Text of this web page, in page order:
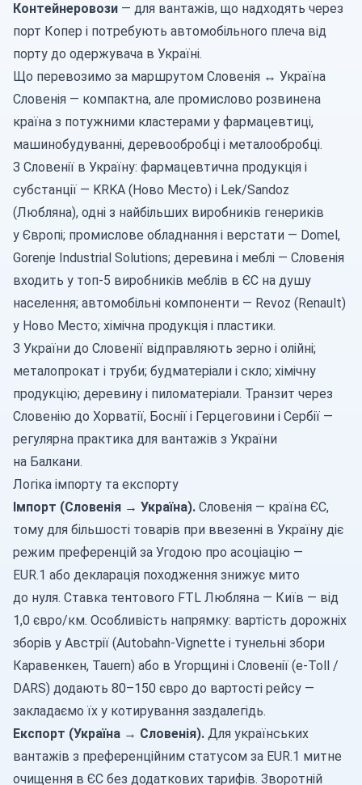
Контейнеровози — для вантажів, що надходять через
порт Копер і потребують автомобільного плеча від
порту до одержувача в Україні.
Що перевозимо за маршрутом Словенія ↔ Україна
Словенія — компактна, але промислово розвинена
країна з потужними кластерами у фармацевтиці,
машинобудуванні, деревообробці і металообробці.
З Словенії в Україну: фармацевтична продукція і
субстанції — KRKA (Ново Место) і Lek/Sandoz
(Любляна), одні з найбільших виробників генериків
у Європі; промислове обладнання і верстати — Domel,
Gorenje Industrial Solutions; деревина і меблі — Словенія
входить у топ-5 виробників меблів в ЄС на душу
населення; автомобільні компоненти — Revoz (Renault)
у Ново Место; хімічна продукція і пластики.
З України до Словенії відправляють зерно і олійні;
металопрокат і труби; будматеріали і скло; хімічну
продукцію; деревину і пиломатеріали. Транзит через
Словенію до Хорватії, Боснії і Герцеговини і Сербії —
регулярна практика для вантажів з України
на Балкани.
Логіка імпорту та експорту
Імпорт (Словенія → Україна). Словенія — країна ЄС,
тому для більшості товарів при ввезенні в Україну діє
режим преференцій за Угодою про асоціацію —
EUR.1 або декларація походження знижує мито
до нуля. Ставка тентового FTL Любляна — Київ — від
1,0 євро/км. Особливість напрямку: вартість дорожніх
зборів у Австрії (Autobahn-Vignette і тунельні збори
Каравенкен, Tauern) або в Угорщині і Словенії (e-Toll /
DARS) додають 80–150 євро до вартості рейсу —
закладаємо їх у котирування заздалегідь.
Експорт (Україна → Словенія). Для українських
вантажів з преференційним статусом за EUR.1 митне
очищення в ЄС без додаткових тарифів. Зворотній